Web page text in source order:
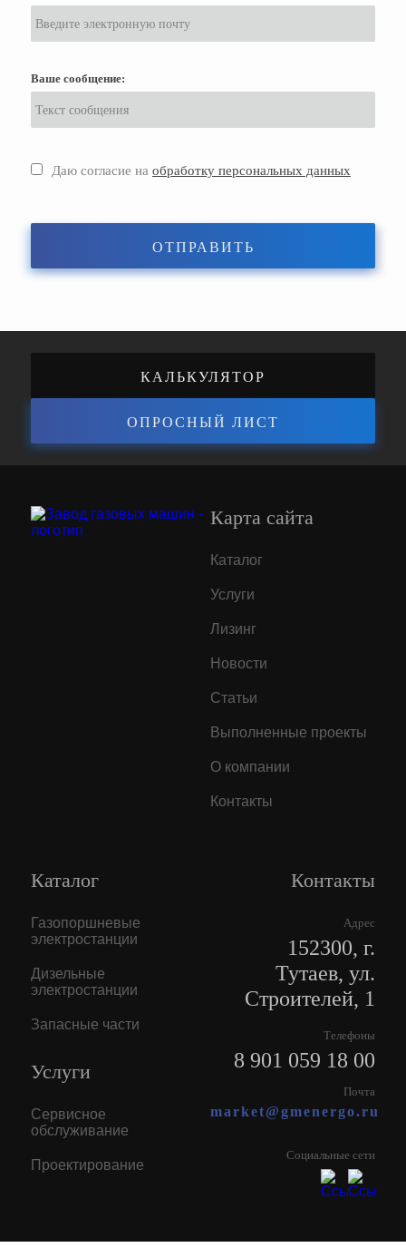
Ваше сообщение:
Даю согласие на обработку персональных данных
ОТПРАВИТЬ
КАЛЬКУЛЯТОР
ЭНЕРГОЭФФЕКТИВНОСТИ
ОПРОСНЫЙ ЛИСТ
Карта сайта
Каталог
Услуги
Лизинг
Новости
Статьи
Выполненные проекты
О компании
Контакты
Каталог
Газопоршневые
электростанции
Дизельные
электростанции
Запасные части
Услуги
Сервисное
обслуживание
Проектирование
Контакты
Адрес
152300, г.
Тутаев, ул.
Строителей, 1
Телефоны
8 901 059 18 00
Почта
market@gmenergo.ru
Социальные сети